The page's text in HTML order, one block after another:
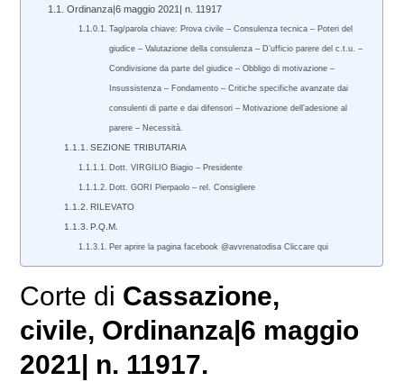
Ordinanza|6 maggio 2021| n. 11917
Tag/parola chiave: Prova civile – Consulenza tecnica – Poteri del
giudice – Valutazione della consulenza – D’ufficio parere del c.t.u. –
Condivisione da parte del giudice – Obbligo di motivazione –
Insussistenza – Fondamento – Critiche specifiche avanzate dai
consulenti di parte e dai difensori – Motivazione dell’adesione al
parere – Necessità.
SEZIONE TRIBUTARIA
Dott. VIRGILIO Biagio – Presidente
Dott. GORI Pierpaolo – rel. Consigliere
RILEVATO
P.Q.M.
Per aprire la pagina facebook @avvrenatodisa Cliccare qui
Corte di Cassazione,
civile, Ordinanza|6 maggio
2021| n. 11917.